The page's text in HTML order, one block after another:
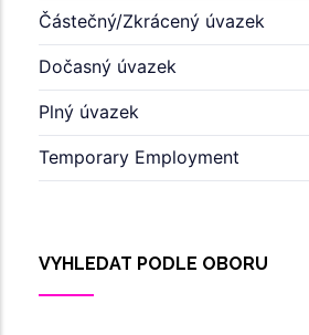
Částečný/Zkrácený úvazek
Dočasný úvazek
Plný úvazek
Temporary Employment
VYHLEDAT PODLE OBORU